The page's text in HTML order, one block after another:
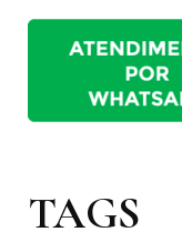
TAGS